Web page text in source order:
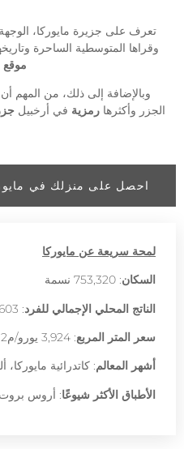
تعرف على جزيرة مايوركا، الوجهة
وقراها المتوسطية الساحرة
موقع
وبالإضافة إلى ذلك، من المهم
الجزر وأكثرها رمزية في أرخبيل
احصل على منزلك في
لمحة سريعة عن مايوركا
السكان: 753,320 نسمة
الناتج المحلي الإجمالي للفرد: 29,603 يورو (*جزر البليار)
سعر المتر المربع: 3,924 يورو/م2
أشهر المعالم: كاتدرائية مايوركا،
الأطباق الأكثر شيوعًا: أروس